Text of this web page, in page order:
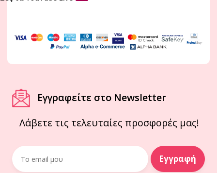
Εγγραφείτε στο Newsletter
Λάβετε τις τελευταίες προσφορές μας!